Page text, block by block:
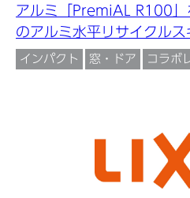
アルミ「PremiAL R100」
のアルミ水平リサイクルス
インパクト 窓・ドア コラボ